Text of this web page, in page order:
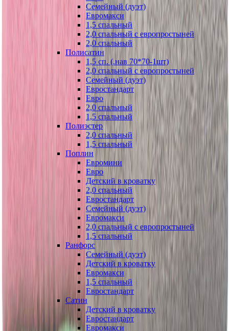
Семейный (дуэт)
Евромакси
1,5 спальный
2,0 спальный с европростыней
2,0 спальный
Полисатин
1,5 сп. (.нав 70*70-1шт)
2,0 спальный с европростыней
Семейный (дуэт)
Евростандарт
Евро
2,0 спальный
1,5 спальный
Полиэстер
2,0 спальный
1,5 спальный
Поплин
Евромини
Евро
Детский в кроватку
2,0 спальный
Евростандарт
Семейный (дуэт)
Евромакси
2,0 спальный с европростыней
1,5 спальный
Ранфорс
Семейный (дуэт)
Детский в кроватку
Евромакси
1,5 спальный
Евростандарт
Сатин
Детский в кроватку
Евростандарт
Евромакси